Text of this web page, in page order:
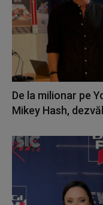
De la milionar pe
Mikey Hash,